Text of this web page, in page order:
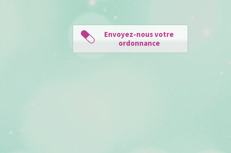
Envoyez-nous votre
ordonnance